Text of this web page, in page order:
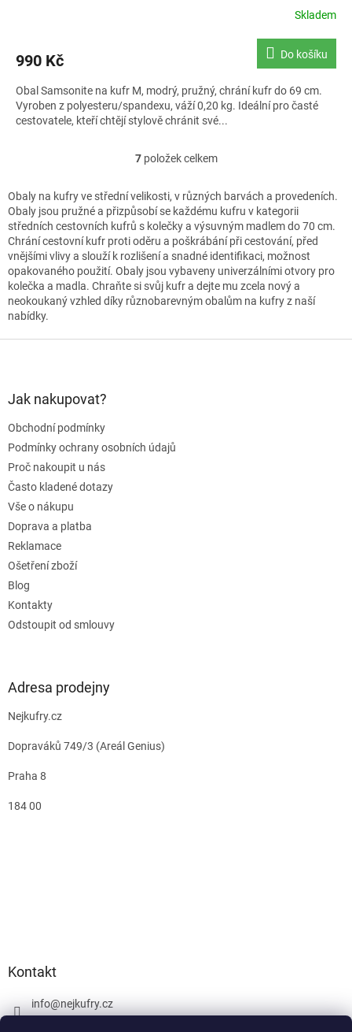
Skladem
990 Kč Do košíku
Obal Samsonite na kufr M, modrý, pružný, chrání kufr do 69 cm.
Vyroben z polyesteru/spandexu, váží 0,20 kg. Ideální pro časté
cestovatele, kteří chtějí stylově chránit své...
O
l
á
d
a
c
í
p
r
y
7položek celkem
Obaly na kufry ve střední velikosti, v různých barvách a provedeních.
Obaly jsou pružné a přizpůsobí se každému kufru v kategorii
středních cestovních kufrů s kolečky a výsuvným madlem do 70 cm.
Chrání cestovní kufr proti oděru a poškrábání při cestování, před
vnějšími vlivy a slouží k rozlišení a snadné identifikaci, možnost
opakovaného použití. Obaly jsou vybaveny univerzálními otvory pro
kolečka a madla. Chraňte si svůj kufr a dejte mu zcela nový a
neokoukaný vzhled díky různobarevným obalům na kufry z naší
nabídky.
Jak nakupovat?
Obchodní podmínky
Podmínky ochrany osobních údajů
Proč nakoupit u nás
Často kladené dotazy
Vše o nákupu
Doprava a platba
Reklamace
Ošetření zboží
Blog
Kontakty
Odstoupit od smlouvy
Adresa prodejny
Nejkufry.cz
Dopraváků 749/3 (Areál Genius)
Praha 8
184 00
Kontakt
info@nejkufry.cz